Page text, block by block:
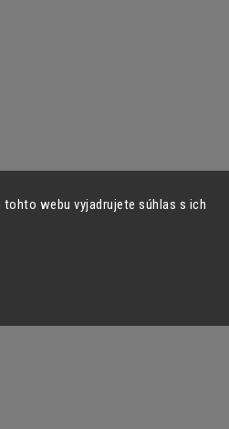
webu vyjadrujete súhlas s ich